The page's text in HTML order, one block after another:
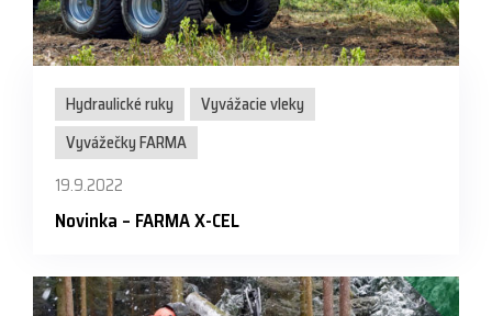
Hydraulické ruky
Vyvážacie vleky
Vyvážečky FARMA
19.9.2022
Novinka – FARMA X-CEL